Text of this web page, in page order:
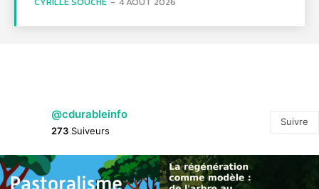
@cdurableinfo
273 Suiveurs
Suivre